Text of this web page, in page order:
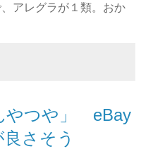
アレグラが１類。おか
やつや」 eBay
さそう